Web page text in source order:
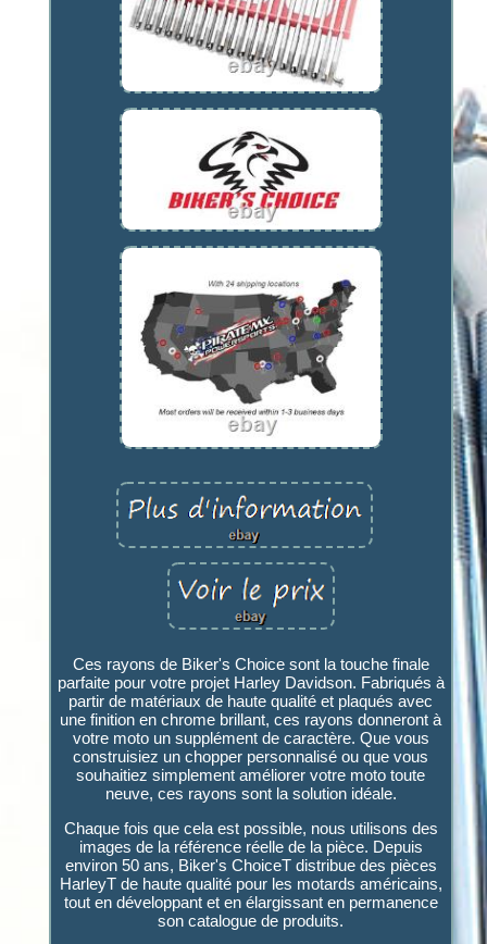
Ces rayons de Biker's Choice sont la touche finale
parfaite pour votre projet Harley Davidson. Fabriqués à
partir de matériaux de haute qualité et plaqués avec
une finition en chrome brillant, ces rayons donneront à
votre moto un supplément de caractère. Que vous
construisiez un chopper personnalisé ou que vous
souhaitiez simplement améliorer votre moto toute
neuve, ces rayons sont la solution idéale.
Chaque fois que cela est possible, nous utilisons des
images de la référence réelle de la pièce. Depuis
environ 50 ans, Biker's ChoiceT distribue des pièces
HarleyT de haute qualité pour les motards américains,
tout en développant et en élargissant en permanence
son catalogue de produits.